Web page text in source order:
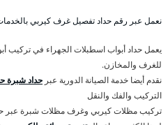
نعمل عبر رقم حداد تفصيل غرف كيربي بالخدمات
يعمل حداد أبواب اسطبلات الجهراء في تركيب
للغرف والمخازن.
نقدم أيضا خدمة الصيانة الدورية عبر حداد شبرة
التركيب والفك والنقل
تركيب مظلات كيربي وغرف مظلات شبرة عبر